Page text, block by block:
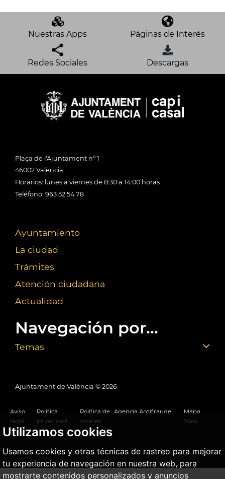
Utilizamos cookies
Usamos cookies y otras técnicas de rastreo para mejorar
tu experiencia de navegación en nuestra web, para
mostrarte contenidos personalizados y anuncios
Nuestras Apps Páginas de Interés
Redes Sociales Descargas
Plaça de l'Ajuntament nº 1
46002 València
Horarios: lunes a viernes de 8:30 a 14:00 horas
Teléfono: 963 52 54 78
Ayuntamiento
La ciudad
Trámites
Atención ciudadana
Actualidad
Navegación por...
Temas
Ajuntament de València © 2026
Aviso
legal
Política
privacidad
Política de
cookies
Agencia Antifraude
Mapa
Web